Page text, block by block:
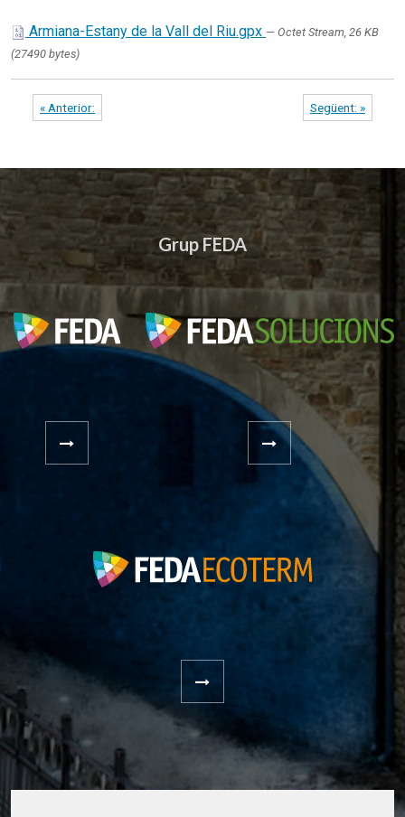
Armiana-Estany de la Vall del Riu.gpx — Octet Stream, 26 KB
(27490 bytes)
« Anterior: Següent: »
Grup FEDA